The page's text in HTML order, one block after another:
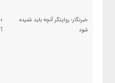
خبرنگار؛ روایتگر آنچه باید شنیده
شود